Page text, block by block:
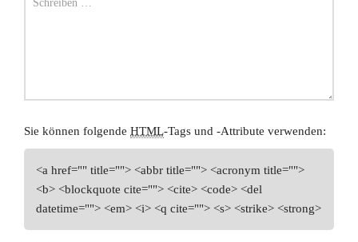
Sie können folgende HTML-Tags und -Attribute verwenden:
<a href="" title=""> <abbr title=""> <acronym title="">
<b> <blockquote cite=""> <cite> <code> <del
datetime=""> <em> <i> <q cite=""> <s> <strike> <strong>